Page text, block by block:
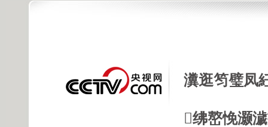
瀵逛笉璧凤
绋嶅悗灏